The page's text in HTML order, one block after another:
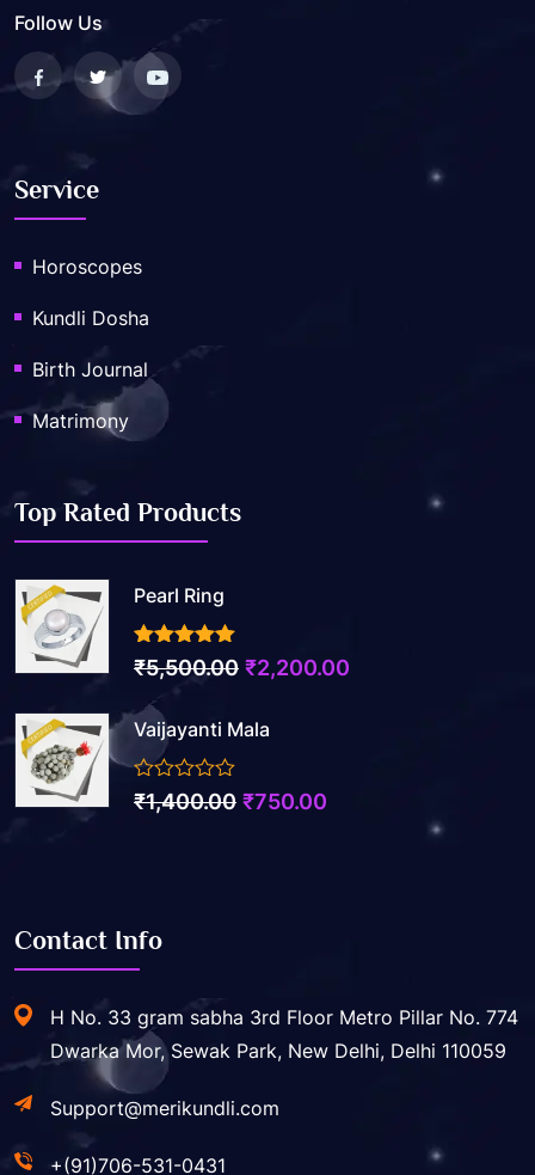
Follow Us
Service
Horoscopes
Kundli Dosha
Birth Journal
Matrimony
Top Rated Products
Pearl Ring
3.50out of 5
₹5,500.00 ₹2,200.00
Vaijayanti Mala
0
out
₹1,400.00 ₹750.00
Contact Info
H No. 33 gram sabha 3rd Floor Metro Pillar No. 774
Dwarka Mor, Sewak Park, New Delhi, Delhi 110059
Support@merikundli.com
+(91)706-531-0431